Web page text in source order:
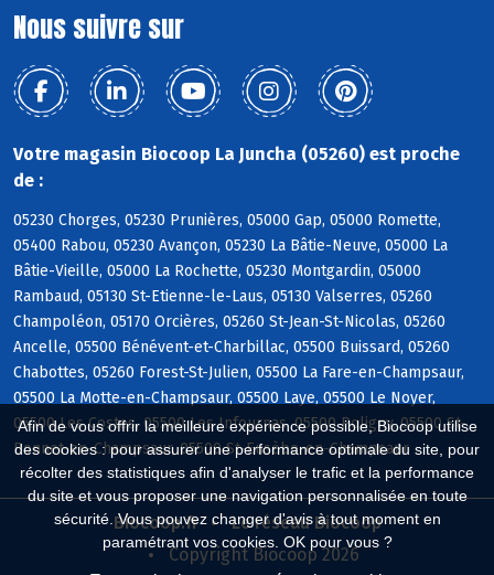
Afin de vous offrir la meilleure expérience possible, Biocoop utilise
des cookies : pour assurer une performance optimale du site, pour
récolter des statistiques afin d'analyser le trafic et la performance
du site et vous proposer une navigation personnalisée en toute
sécurité. Vous pouvez changer d'avis à tout moment en
paramétrant vos cookies. OK pour vous ?
Nous suivre sur
Votre magasin Biocoop La Juncha (05260) est proche
de :
05230 Chorges, 05230 Prunières, 05000 Gap, 05000 Romette,
05400 Rabou, 05230 Avançon, 05230 La Bâtie-Neuve, 05000 La
Bâtie-Vieille, 05000 La Rochette, 05230 Montgardin, 05000
Rambaud, 05130 St-Etienne-le-Laus, 05130 Valserres, 05260
Champoléon, 05170 Orcières, 05260 St-Jean-St-Nicolas, 05260
Ancelle, 05500 Bénévent-et-Charbillac, 05500 Buissard, 05260
Chabottes, 05260 Forest-St-Julien, 05500 La Fare-en-Champsaur,
05500 La Motte-en-Champsaur, 05500 Laye, 05500 Le Noyer,
05500 Les Costes, 05500 Les Infournas, 05500 Poligny, 05500 St-
Bonnet-en-Champsaur, 05500 St-Eusèbe-en-Champsaur
Biocoop.fr
Le réseau Biocoop
Copyright Biocoop 2026